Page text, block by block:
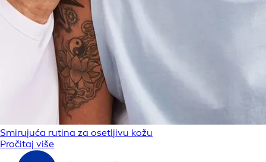
Smirujuća rutina za osetljivu kožu
Pročitaj više